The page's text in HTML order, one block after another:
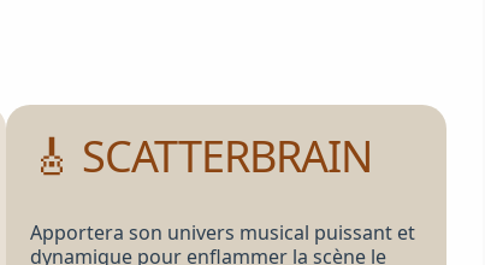
🎸 SCATTERBRAIN
Apportera son univers musical puissant et
dynamique pour enflammer la scène le